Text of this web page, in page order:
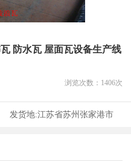
防水瓦 屋面瓦设备生产线
浏览次数： 1406次
发货地:江苏省苏州张家港市